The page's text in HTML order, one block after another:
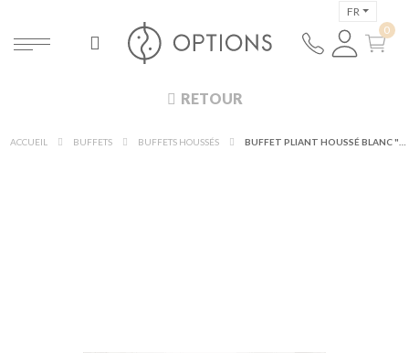
FR
RETOUR
ACCUEIL BUFFETS BUFFETS HOUSSÉS